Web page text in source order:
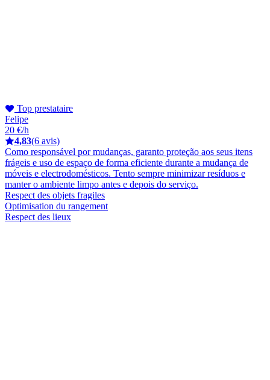
Top prestataire
Felipe
20 €/h
4,83(6 avis)
Como responsável por mudanças, garanto proteção aos seus itens
frágeis e uso de espaço de forma eficiente durante a mudança de
móveis e electrodomésticos. Tento sempre minimizar resíduos e
manter o ambiente limpo antes e depois do serviço.
Respect des objets fragiles
Optimisation du rangement
Respect des lieux